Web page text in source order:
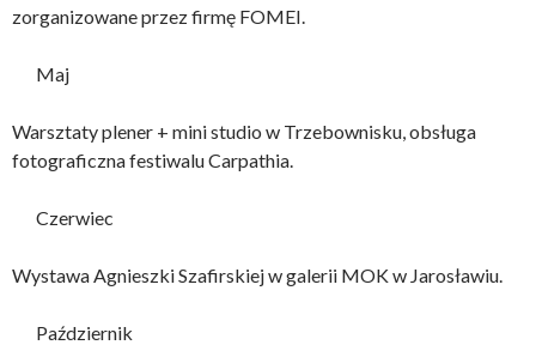
zorganizowane przez firmę FOMEI.
Maj
Warsztaty plener + mini studio w Trzebownisku, obsługa
fotograficzna festiwalu Carpathia.
Czerwiec
Wystawa Agnieszki Szafirskiej w galerii MOK w Jarosławiu.
Październik